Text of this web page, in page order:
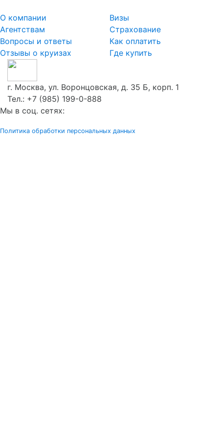
О компании
Агентствам
Вопросы и ответы
Отзывы о круизах
Визы
Страхование
Как оплатить
Где купить
г. Москва, ул. Воронцовская, д. 35 Б, корп. 1
Тел.: +7 (985) 199-0-888
Мы в соц. сетях:
Политика обработки персональных данных